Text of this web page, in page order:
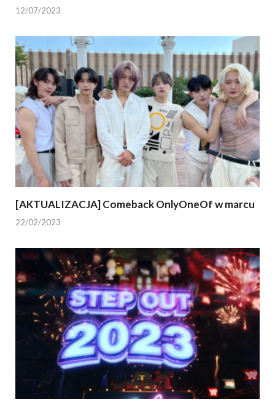
12/07/2023
[AKTUALIZACJA] Comeback OnlyOneOf w marcu
22/02/2023